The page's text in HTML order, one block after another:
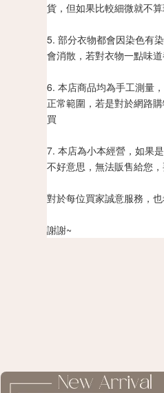
貨，但如果比較細微就不
5. 部分衣物都會因染色有
會消散，若對衣物一點味
6. 本店商品均為手工測量
正常範圍，若是對於網路
買
7. 本店為小本經營，如果
不好意思，無法販售給您
對於每位買家誠意服務，
謝謝~